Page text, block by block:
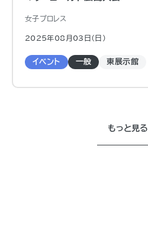
女子プロレス
2025年08月03日（日)
イベント 一般 東展示館
もっと見る